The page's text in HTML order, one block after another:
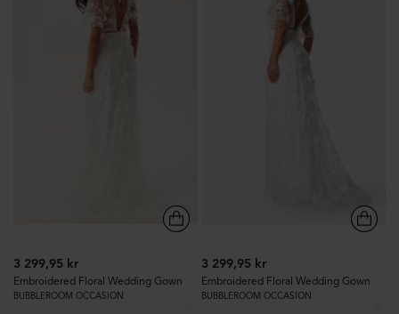
3 299,95 kr
Embroidered Floral Wedding Gown
BUBBLEROOM OCCASION
3 299,95 kr
Embroidered Floral Wedding Gown
BUBBLEROOM OCCASION